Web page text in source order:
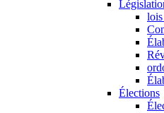
lois
Élections